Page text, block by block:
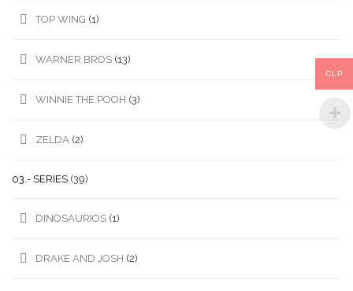
TOP WING (1)
WARNER BROS (13)
WINNIE THE POOH (3)
ZELDA (2)
03.- SERIES (39)
DINOSAURIOS (1)
DRAKE AND JOSH (2)
CLP